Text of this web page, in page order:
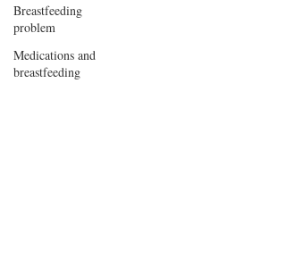
Breastfeeding
problem
Medications and
breastfeeding